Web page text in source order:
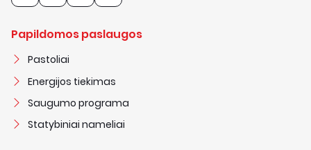
Papildomos paslaugos
Pastoliai
Energijos tiekimas
Saugumo programa
Statybiniai nameliai